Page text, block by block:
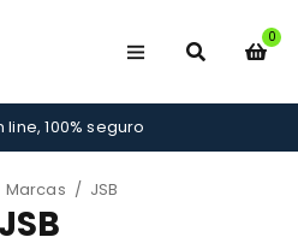
0
100% seguro
Marcas / JSB
JSB